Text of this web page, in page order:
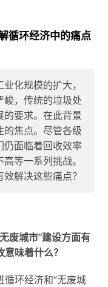
循环经济中的痛点
化规模的扩大，
，传统的垃圾处
要求。在此背景
的焦点。尽管各级
仍面临着回收效率
等一系列挑战。
解决这些痛点？
废城市”建设方面有
味着什么？
环经济和“无废城